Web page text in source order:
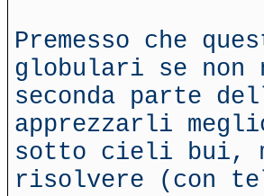
Premesso che
globulari se non
seconda parte
apprezzarli
sotto cieli bui,
risolvere (con